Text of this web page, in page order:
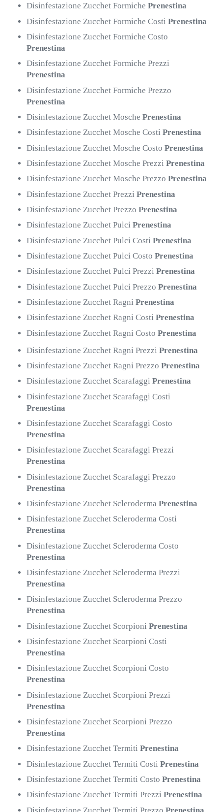
Disinfestazione Zucchet FormichePrenestina
Disinfestazione Zucchet Formiche CostiPrenestina
Disinfestazione Zucchet Formiche Costo
Prenestina
Disinfestazione Zucchet Formiche Prezzi
Prenestina
Disinfestazione Zucchet Formiche Prezzo
Prenestina
Disinfestazione Zucchet MoschePrenestina
Disinfestazione Zucchet Mosche CostiPrenestina
Disinfestazione Zucchet Mosche CostoPrenestina
Disinfestazione Zucchet Mosche PrezziPrenestina
Disinfestazione Zucchet Mosche PrezzoPrenestina
Disinfestazione Zucchet PrezziPrenestina
Disinfestazione Zucchet PrezzoPrenestina
Disinfestazione Zucchet PulciPrenestina
Disinfestazione Zucchet Pulci CostiPrenestina
Disinfestazione Zucchet Pulci CostoPrenestina
Disinfestazione Zucchet Pulci PrezziPrenestina
Disinfestazione Zucchet Pulci PrezzoPrenestina
Disinfestazione Zucchet RagniPrenestina
Disinfestazione Zucchet Ragni CostiPrenestina
Disinfestazione Zucchet Ragni CostoPrenestina
Disinfestazione Zucchet Ragni PrezziPrenestina
Disinfestazione Zucchet Ragni PrezzoPrenestina
Disinfestazione Zucchet ScarafaggiPrenestina
Disinfestazione Zucchet Scarafaggi Costi
Prenestina
Disinfestazione Zucchet Scarafaggi Costo
Prenestina
Disinfestazione Zucchet Scarafaggi Prezzi
Prenestina
Disinfestazione Zucchet Scarafaggi Prezzo
Prenestina
Disinfestazione Zucchet SclerodermaPrenestina
Disinfestazione Zucchet Scleroderma Costi
Prenestina
Disinfestazione Zucchet Scleroderma Costo
Prenestina
Disinfestazione Zucchet Scleroderma Prezzi
Prenestina
Disinfestazione Zucchet Scleroderma Prezzo
Prenestina
Disinfestazione Zucchet ScorpioniPrenestina
Disinfestazione Zucchet Scorpioni Costi
Prenestina
Disinfestazione Zucchet Scorpioni Costo
Prenestina
Disinfestazione Zucchet Scorpioni Prezzi
Prenestina
Disinfestazione Zucchet Scorpioni Prezzo
Prenestina
Disinfestazione Zucchet TermitiPrenestina
Disinfestazione Zucchet Termiti CostiPrenestina
Disinfestazione Zucchet Termiti CostoPrenestina
Disinfestazione Zucchet Termiti PrezziPrenestina
Disinfestazione Zucchet Termiti PrezzoPrenestina